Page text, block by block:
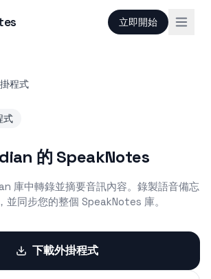
立即開始
程式
式
的 SpeakNotes
庫中轉錄並摘要音訊內容。錄製語音備忘
並同步您的整個 SpeakNotes 庫。
下載外掛程式